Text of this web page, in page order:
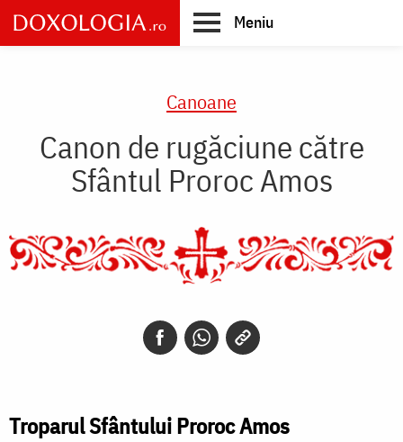
Skip
to
main
Meniu
Canoane
Canon de rugăciune către
Sfântul Proroc Amos
Troparul Sfântului Proroc Amos